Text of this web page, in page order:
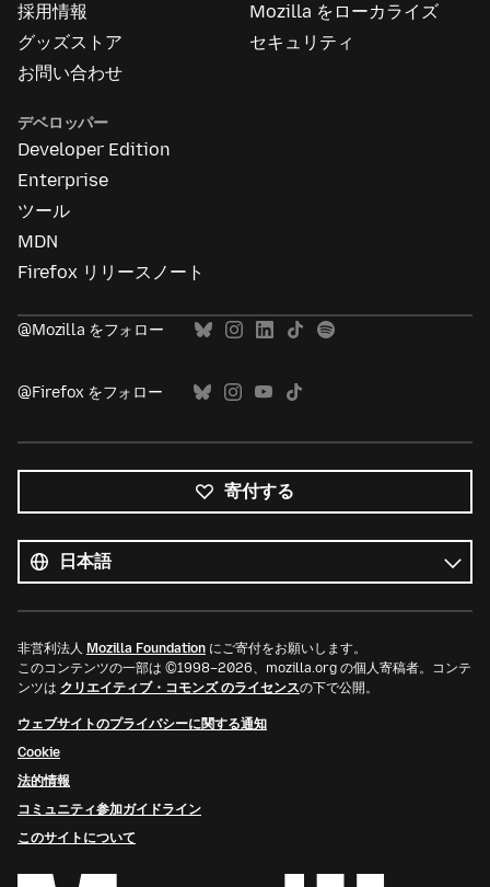
採用情報
グッズストア
お問い合わせ
Mozilla をローカライズ
セキュリティ
デベロッパー
Developer Edition
Enterprise
ツール
MDN
Firefox リリースノート
@Mozilla をフォロー
@Firefox をフォロー
寄付する
べ
て
の
言
言
語
非営利法人 Mozilla Foundation にご寄付をお願いします。
このコンテンツの一部は ©1998–2026、mozilla.org の個人寄稿者。コンテ
ンツは クリエイティブ・コモンズ のライセンスの下で公開。
ウェブサイトのプライバシーに関する通知
Cookie
法的情報
コミュニティ参加ガイドライン
このサイトについて